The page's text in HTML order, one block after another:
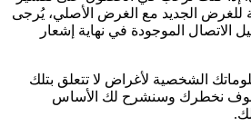
للغرض الجديد مع الغرض الأصلي، يُرجى
الاتصال الموجودة في نهاية إشعار
الشخصية لأغراض لا تتعلق بتلك
نخطرك وسنشرح لك الأساس